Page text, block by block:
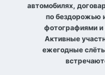
автомобилях,
по бездорожью
фотографиями
Активные
ежегодные